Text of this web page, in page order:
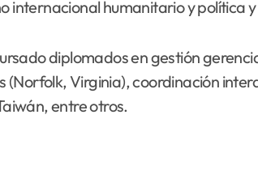
humanitario y política
diplomados en gestión
Virginia), coordinación
entre otros.